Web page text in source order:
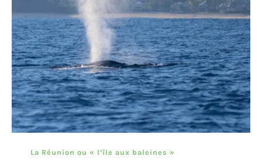
La Réunion ou « l’île aux baleines »